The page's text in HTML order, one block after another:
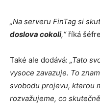
„Na serveru FinTag si
doslova cokoli,“říká
Také ale dodává: „Tato
vysoce zavazuje. To
svobodu projevu, kterou
rozvažujeme, co